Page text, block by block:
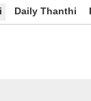
Daily Thanthi